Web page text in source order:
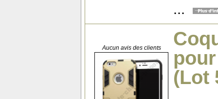
...
Aucun avis des clients
(Lot